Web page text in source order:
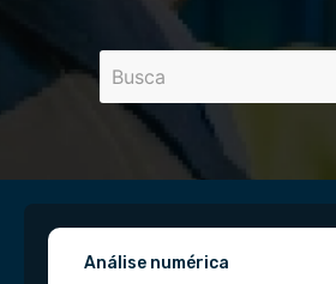
Análise numérica